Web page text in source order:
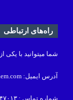
راه‌های ارتباطی
شما میتوانید با یکی
آدرس ایمیل: info@khabaremohem.com
شماره تماس : ۰۹۳۸۷۱۴۷۰۱۳